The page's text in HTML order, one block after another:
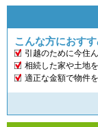
南野第三公園
約291m／4分
こんな方におす
引越のために今住
相続した家や土地
適正な金額で物件